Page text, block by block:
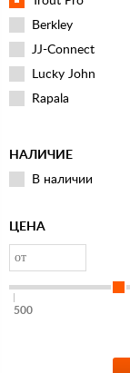
Berkley
JJ-Connect
Lucky John
Rapala
НАЛИЧИЕ
В наличии
ЦЕНА
500